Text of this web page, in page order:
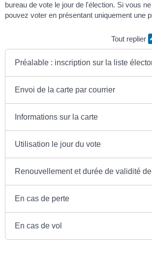
bureau de vote le jour de l'élection. Si vous
pouvez voter en présentant uniquement une
Tout replier
Préalable : inscription sur la liste
Envoi de la carte par courrier
Informations sur la carte
Utilisation le jour du vote
Renouvellement et durée de validité
En cas de perte
En cas de vol